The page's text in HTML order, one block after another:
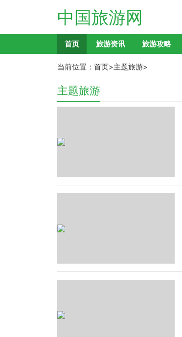
中国旅游网
首页 旅游资讯 旅游攻略
当前位置： 首页>主题旅游>
主题旅游